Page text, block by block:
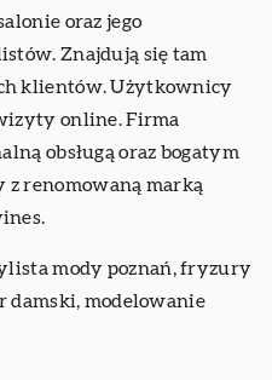
oraz jego
Znajdują się tam
klientów. Użytkownicy
online. Firma
obsługą oraz bogatym
z renomowaną marką
mody poznań, fryzury
damski, modelowanie